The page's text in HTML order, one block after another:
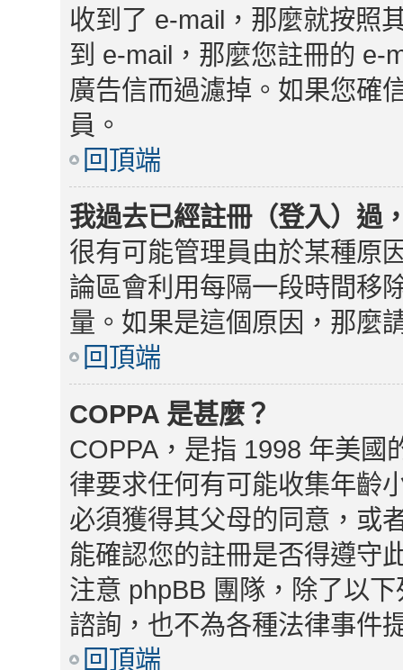
收到了 e-mail，那麼就按照
到 e-mail，那麼您註冊的 e-
廣告信而過濾掉。如果您確
員。
回頂端
我過去已經註冊（登入）過
很有可能管理員由於某種原
論區會利用每隔一段時間移
量。如果是這個原因，那麼
回頂端
COPPA 是甚麼？
COPPA，是指 1998 年美國
律要求任何有可能收集年齡
必須獲得其父母的同意，或
能確認您的註冊是否得遵守
注意 phpBB 團隊，除了以
諮詢，也不為各種法律事件
回頂端